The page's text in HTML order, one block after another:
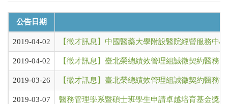
公告日期
2019-04-02 【徵才訊息】中國醫藥大學附設醫院經營服務中
2019-04-02 【徵才訊息】臺北榮總績效管理組誠徵契約醫務
2019-03-26 【徵才訊息】臺北榮總績效管理組誠徵契約醫務
2019-03-07 醫務管理學系暨碩士班學生申請卓越培育基金獎